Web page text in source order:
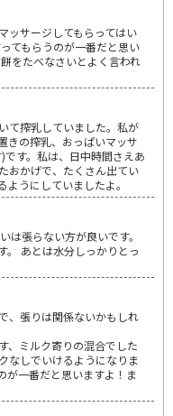
ッサージしてもらってはい
てもらうのが一番だと思い
をたべなさいとよく言われ
て搾乳していました。私が
きの搾乳、おっぱいマッサ
す。私は、日中時間さえあ
おかげで、たくさん出てい
うにしていましたよ。
は張らない方が良いです。
。 あとは水分しっかりとっ
、張りは関係ないかもしれ
、ミルク寄りの混合でした
なしでいけるようになりま
が一番だと思いますよ！ま